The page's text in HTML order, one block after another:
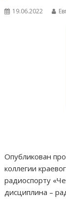
19.06.2022
Опубликован
коллегии
радиоспорту
дисциплина –